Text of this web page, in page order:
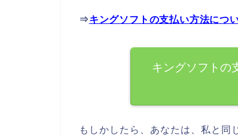
⇒キングソフトの支払い方法につ
キングソフトの
もしかしたら、あなたは、私と同